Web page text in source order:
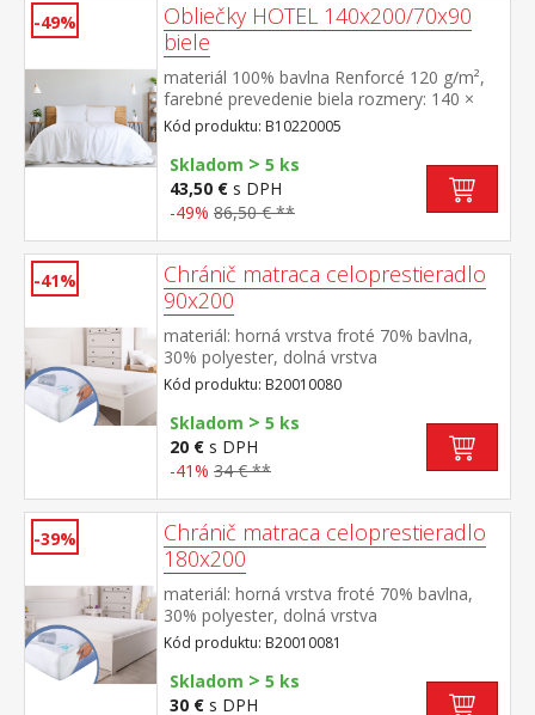
-49%
Obliečky HOTEL 140x200/70x90
biele
materiál 100% bavlna Renforcé 120 g/m²,
farebné prevedenie biela rozmery: 140 ×
200 cm + 70 × 90 cm pevné, odolné,
stálofarebné, nezrážavá úprava, hotelový
uzáver prateľné do 60 °C
Kód produktu: B10220005
Skladom > 5 ks
43,50 € s DPH
-49% 86,50 € **
-41%
Chránič matraca celoprestieradlo
90x200
materiál: horná vrstva froté 70% bavlna,
30% polyester, dolná vrstva
polyuretán farebné prevedenie biela obšité
gumou, prateľné do 60 °C
Kód produktu: B20010080
Skladom > 5 ks
20 € s DPH
-41% 34 € **
-39%
Chránič matraca celoprestieradlo
180x200
materiál: horná vrstva froté 70% bavlna,
30% polyester, dolná vrstva
polyuretán farebné prevedenie biela obšité
gumou, prateľné do 60 °C
Kód produktu: B20010081
Skladom > 5 ks
30 € s DPH